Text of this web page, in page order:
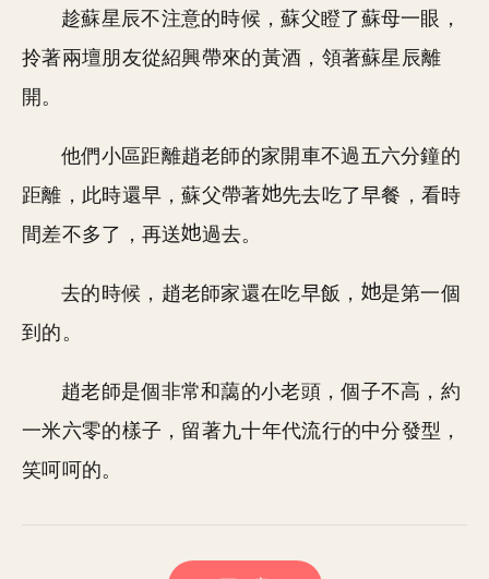
趁蘇星辰不注意的時候，蘇父瞪了蘇母一眼，
拎著兩壇朋友從紹興帶來的黃酒，領著蘇星辰離
開。
他們小區距離趙老師的家開車不過五六分鐘的
距離，此時還早，蘇父帶著
先去吃了早餐，看時
間差不多了，再送
過去。
去的時候，趙老師家還在吃早飯，
是第一個
到的。
趙老師是個非常和藹的小老頭，個子不高，約
一米六零的樣子，留著九十年代流行的中分發型，
笑呵呵的。